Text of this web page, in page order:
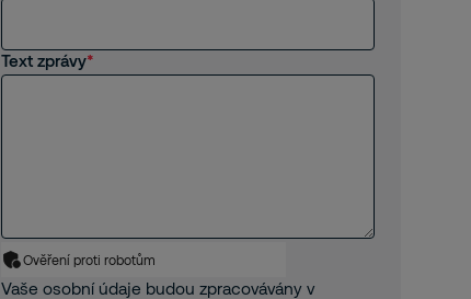
Text zprávy
Ověření proti robotům
Vaše osobní údaje budou zpracovávány v